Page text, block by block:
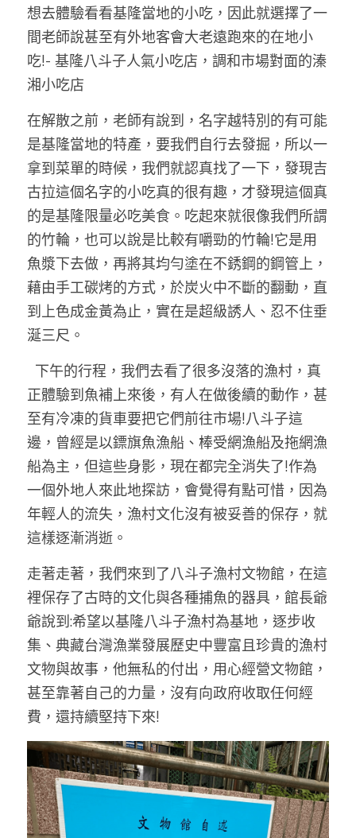
想去體驗看看基隆當地的小吃，因此就選擇了一
間老師說甚至有外地客會大老遠跑來的在地小
吃!- 基隆八斗子人氣小吃店，調和市場對面的溱
湘小吃店
在解散之前，老師有說到，名字越特別的有可能
是基隆當地的特產，要我們自行去發掘，所以一
拿到菜單的時候，我們就認真找了一下，發現吉
古拉這個名字的小吃真的很有趣，才發現這個真
的是基隆限量必吃美食。吃起來就很像我們所謂
的竹輪，也可以說是比較有嚼勁的竹輪!它是用
魚漿下去做，再將其均勻塗在不銹鋼的鋼管上，
藉由手工碳烤的方式，於炭火中不斷的翻動，直
到上色成金黃為止，實在是超級誘人、忍不住垂
涎三尺。
正體驗到魚補上來後，有人在做後續的動作，甚
至有冷凍的貨車要把它們前往市場!八斗子這
邊，曾經是以鏢旗魚漁船、棒受網漁船及拖網漁
船為主，但這些身影，現在都完全消失了!作為
一個外地人來此地探訪，會覺得有點可惜，因為
年輕人的流失，漁村文化沒有被妥善的保存，就
這樣逐漸消逝。
走著走著，我們來到了八斗子漁村文物館，在這
裡保存了古時的文化與各種捕魚的器具，館長爺
爺說到:希望以基隆八斗子漁村為基地，逐步收
集、典藏台灣漁業發展歷史中豐富且珍貴的漁村
文物與故事，他無私的付出，用心經營文物館，
甚至靠著自己的力量，沒有向政府收取任何經
費，還持續堅持下來!